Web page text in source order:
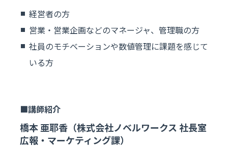
経営者の方
営業・営業企画などのマネージャ、管理職の方
社員のモチベーションや数値管理に課題を感じて
いる方
講師紹介
橋本 亜耶香（株式会社ノベルワークス 社長室
広報・マーケティング課）